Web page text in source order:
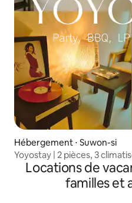
Hébergement ⋅ Suwon-si
Yoyostay | 2 pièces, 3
étage entier
Locations de
familles et